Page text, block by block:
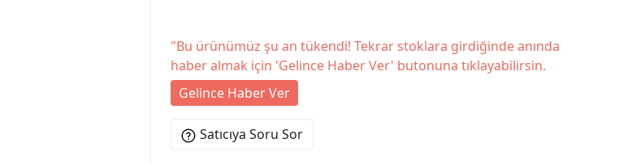
"Bu ürünümüz şu an tükendi! Tekrar stoklara girdiğinde anında
haber almak için 'Gelince Haber Ver' butonuna tıklayabilirsin.
Gelince Haber Ver
Satıcıya Soru Sor